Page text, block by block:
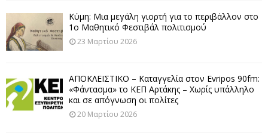
Κύμη: Μια μεγάλη γιορτή για το περιβάλλον στο
1ο Μαθητικό Φεστιβάλ πολιτισμού
23 Μαρτίου 2026
ΑΠΟΚΛΕΙΣΤΙΚΟ – Καταγγελία στον Evripos 90fm:
«Φάντασμα» το ΚΕΠ Αρτάκης – Χωρίς υπάλληλο
και σε απόγνωση οι πολίτες
20 Μαρτίου 2026